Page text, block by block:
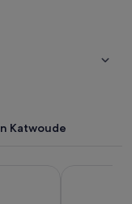
Katwoude